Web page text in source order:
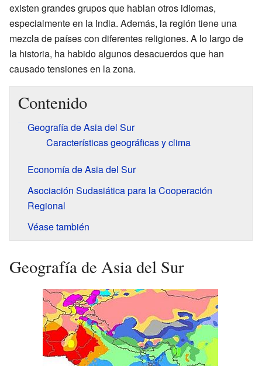
existen grandes grupos que hablan otros idiomas,
especialmente en la India. Además, la región tiene una
mezcla de países con diferentes religiones. A lo largo de
la historia, ha habido algunos desacuerdos que han
causado tensiones en la zona.
Contenido
Geografía de Asia del Sur
Características geográficas y clima
Economía de Asia del Sur
Asociación Sudasiática para la Cooperación
Regional
Véase también
Geografía de Asia del Sur